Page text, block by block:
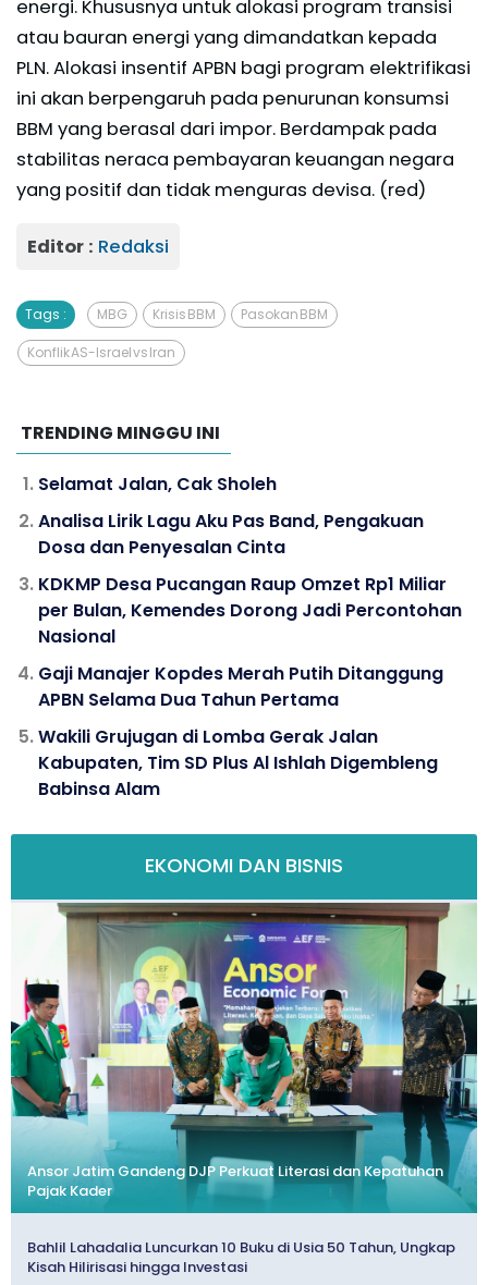
energi. Khususnya untuk alokasi program transisi
atau bauran energi yang dimandatkan kepada
PLN. Alokasi insentif APBN bagi program elektrifikasi
ini akan berpengaruh pada penurunan konsumsi
BBM yang berasal dari impor. Berdampak pada
stabilitas neraca pembayaran keuangan negara
yang positif dan tidak menguras devisa. (red)
Editor : Redaksi
Tags : MBG Krisis BBM Pasokan BBM
Konflik AS-Israel vs Iran
TRENDING MINGGU INI
Selamat Jalan, Cak Sholeh
Analisa Lirik Lagu Aku Pas Band, Pengakuan
Dosa dan Penyesalan Cinta
KDKMP Desa Pucangan Raup Omzet Rp1 Miliar
per Bulan, Kemendes Dorong Jadi Percontohan
Nasional
Gaji Manajer Kopdes Merah Putih Ditanggung
APBN Selama Dua Tahun Pertama
Wakili Grujugan di Lomba Gerak Jalan
Kabupaten, Tim SD Plus Al Ishlah Digembleng
Babinsa Alam
EKONOMI DAN BISNIS
Ansor Jatim Gandeng DJP Perkuat Literasi dan Kepatuhan
Pajak Kader
Bahlil Lahadalia Luncurkan 10 Buku di Usia 50 Tahun, Ungkap
Kisah Hilirisasi hingga Investasi